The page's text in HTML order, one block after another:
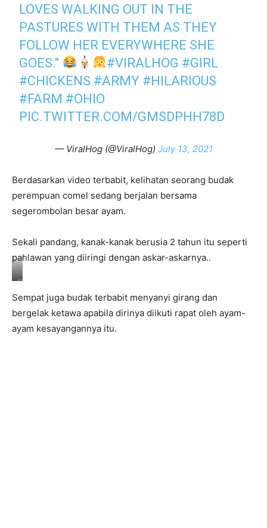
LOVES WALKING OUT IN THE
PASTURES WITH THEM AS THEY
FOLLOW HER EVERYWHERE SHE
GOES."
#VIRALHOG #GIRL
#CHICKENS #ARMY #HILARIOUS
#FARM #OHIO
PIC.TWITTER.COM/GMSDPHH78D
— ViralHog (@ViralHog) July 13, 2021
Berdasarkan video terbabit, kelihatan seorang budak
perempuan comel sedang berjalan bersama
segerombolan besar ayam.
Sekali pandang, kanak-kanak berusia 2 tahun itu seperti
pahlawan yang diiringi dengan askar-askarnya..
@
i
r
l
Sempat juga budak terbabit menyanyi girang dan
bergelak ketawa apabila dirinya diikuti rapat oleh ayam-
ayam kesayangannya itu.